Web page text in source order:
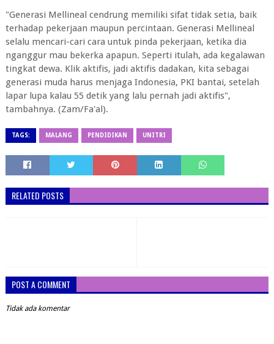
"Generasi Mellineal cendrung memiliki sifat tidak setia, baik
terhadap pekerjaan maupun percintaan. Generasi Mellineal
selalu mencari-cari cara untuk pinda pekerjaan, ketika dia
nganggur mau bekerka apapun. Seperti itulah, ada kegalawan
tingkat dewa. Klik aktifis, jadi aktifis dadakan, kita sebagai
generasi muda harus menjaga Indonesia, PKI bantai, setelah
lapar lupa kalau 55 detik yang lalu pernah jadi aktifis",
tambahnya. (Zam/Fa'al).
TAGS: MALANG PENDIDIKAN UNITRI
RELATED POSTS
POST A COMMENT
Tidak ada komentar